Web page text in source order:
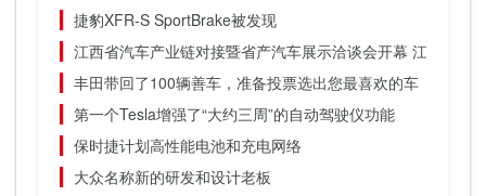
捷豹XFR-S SportBrake被发现
江西省汽车产业链对接暨省产汽车展示洽谈会开幕 江铃集团
丰田带回了100辆善车，准备投票选出您最喜欢的车
第一个Tesla增强了“大约三周”的自动驾驶仪功能
保时捷计划高性能电池和充电网络
大众名称新的研发和设计老板